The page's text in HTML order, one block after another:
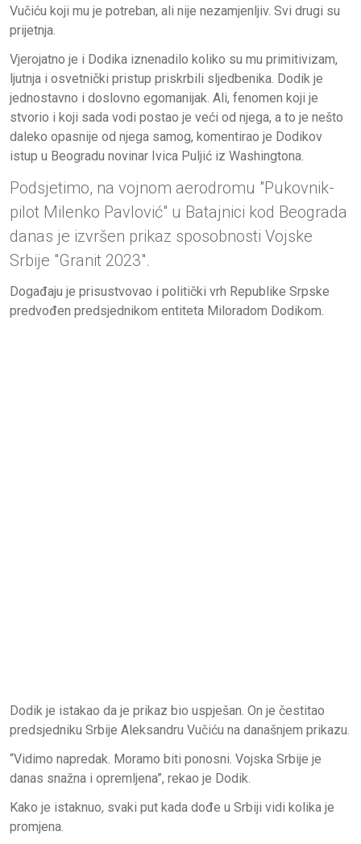
Vučiću koji mu je potreban, ali nije nezamjenljiv. Svi drugi su
prijetnja.
Vjerojatno je i Dodika iznenadilo koliko su mu primitivizam,
ljutnja i osvetnički pristup priskrbili sljedbenika. Dodik je
jednostavno i doslovno egomanijak. Ali, fenomen koji je
stvorio i koji sada vodi postao je veći od njega, a to je nešto
daleko opasnije od njega samog, komentirao je Dodikov
istup u Beogradu novinar Ivica Puljić iz Washingtona.
Podsjetimo, na vojnom aerodromu "Pukovnik-
pilot Milenko Pavlović" u Batajnici kod Beograda
danas je izvršen prikaz sposobnosti Vojske
Srbije "Granit 2023".
Događaju je prisustvovao i politički vrh Republike Srpske
predvođen predsjednikom entiteta Miloradom Dodikom.
Dodik je istakao da je prikaz bio uspješan. On je čestitao
predsjedniku Srbije Aleksandru Vučiću na današnjem prikazu.
“Vidimo napredak. Moramo biti ponosni. Vojska Srbije je
danas snažna i opremljena”, rekao je Dodik.
Kako je istaknuo, svaki put kada dođe u Srbiji vidi kolika je
promjena.